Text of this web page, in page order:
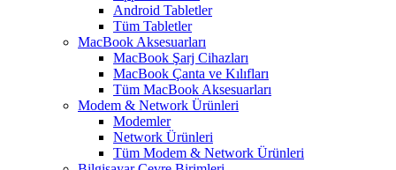
Android Tabletler
Tüm Tabletler
MacBook Aksesuarları
MacBook Şarj Cihazları
MacBook Çanta ve Kılıfları
Tüm MacBook Aksesuarları
Modem & Network Ürünleri
Modemler
Network Ürünleri
Tüm Modem & Network Ürünleri